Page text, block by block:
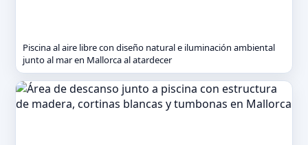
Piscina al aire libre con diseño natural e iluminación ambiental
junto al mar en Mallorca al atardecer